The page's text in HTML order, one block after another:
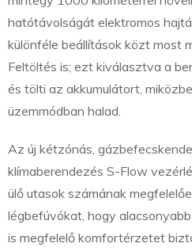
hatótávolságát elektromos
különféle beállítások közt most
Feltöltés is; ezt kiválasztva a
és tölti az akkumulátort,
üzemmódban halad.
Az új kétzónás,
klímaberendezés S-Flow
ülő utasok számának
légbefúvókat, hogy
is megfelelő komfortérzetet